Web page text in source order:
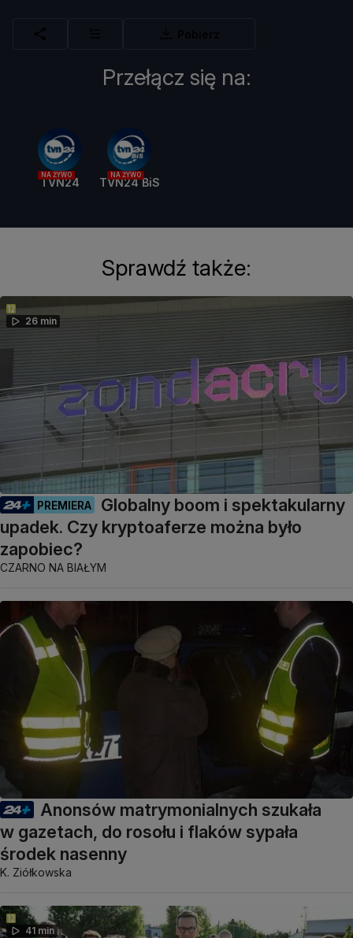
Przełącz się na:
NA ŻYWO
TVN24
NA ŻYWO
TVN24 BiS
Sprawdź także:
26 min
PREMIERA
Globalny boom i spektakularny
upadek. Czy kryptoaferze można było
zapobiec?
CZARNO NA BIAŁYM
Anonsów matrymonialnych szukała
w gazetach, do rosołu i flaków sypała
środek nasenny
K. Ziółkowska
41 min